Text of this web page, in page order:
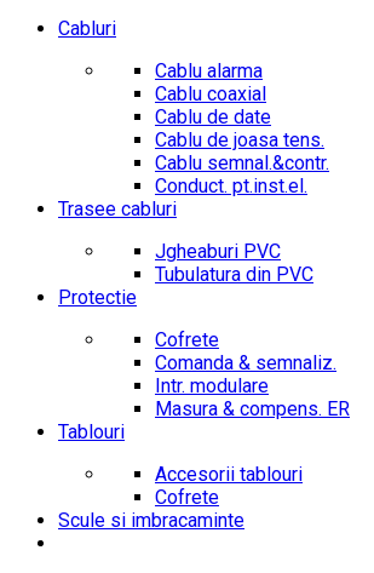
Cabluri
Cablu alarma
Cablu coaxial
Cablu de date
Cablu de joasa tens.
Cablu semnal.&contr.
Conduct. pt.inst.el.
Trasee cabluri
Jgheaburi PVC
Tubulatura din PVC
Protectie
Cofrete
Comanda & semnaliz.
Intr. modulare
Masura & compens. ER
Tablouri
Accesorii tablouri
Cofrete
Scule si imbracaminte